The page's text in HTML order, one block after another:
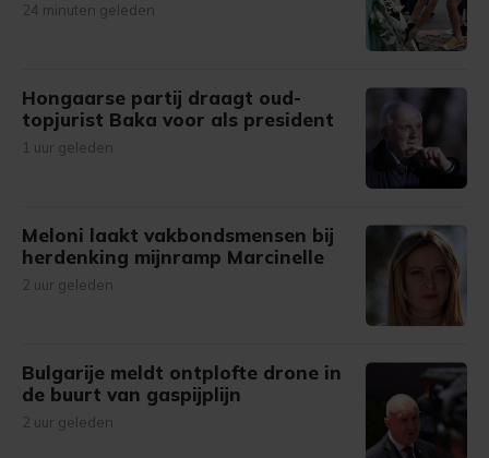
24 minuten geleden
Hongaarse partij draagt oud-
topjurist Baka voor als president
1 uur geleden
Meloni laakt vakbondsmensen bij
herdenking mijnramp Marcinelle
2 uur geleden
Bulgarije meldt ontplofte drone in
de buurt van gaspijplijn
2 uur geleden